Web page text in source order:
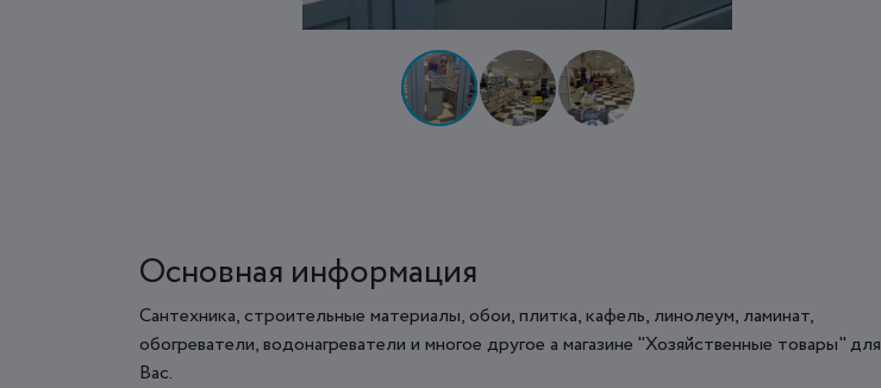
Основная информация
Сантехника, строительные материалы, обои, плитка, кафель, линолеум, ламинат,
обогреватели, водонагреватели и многое другое а магазине "Хозяйственные товары" для
Вас.